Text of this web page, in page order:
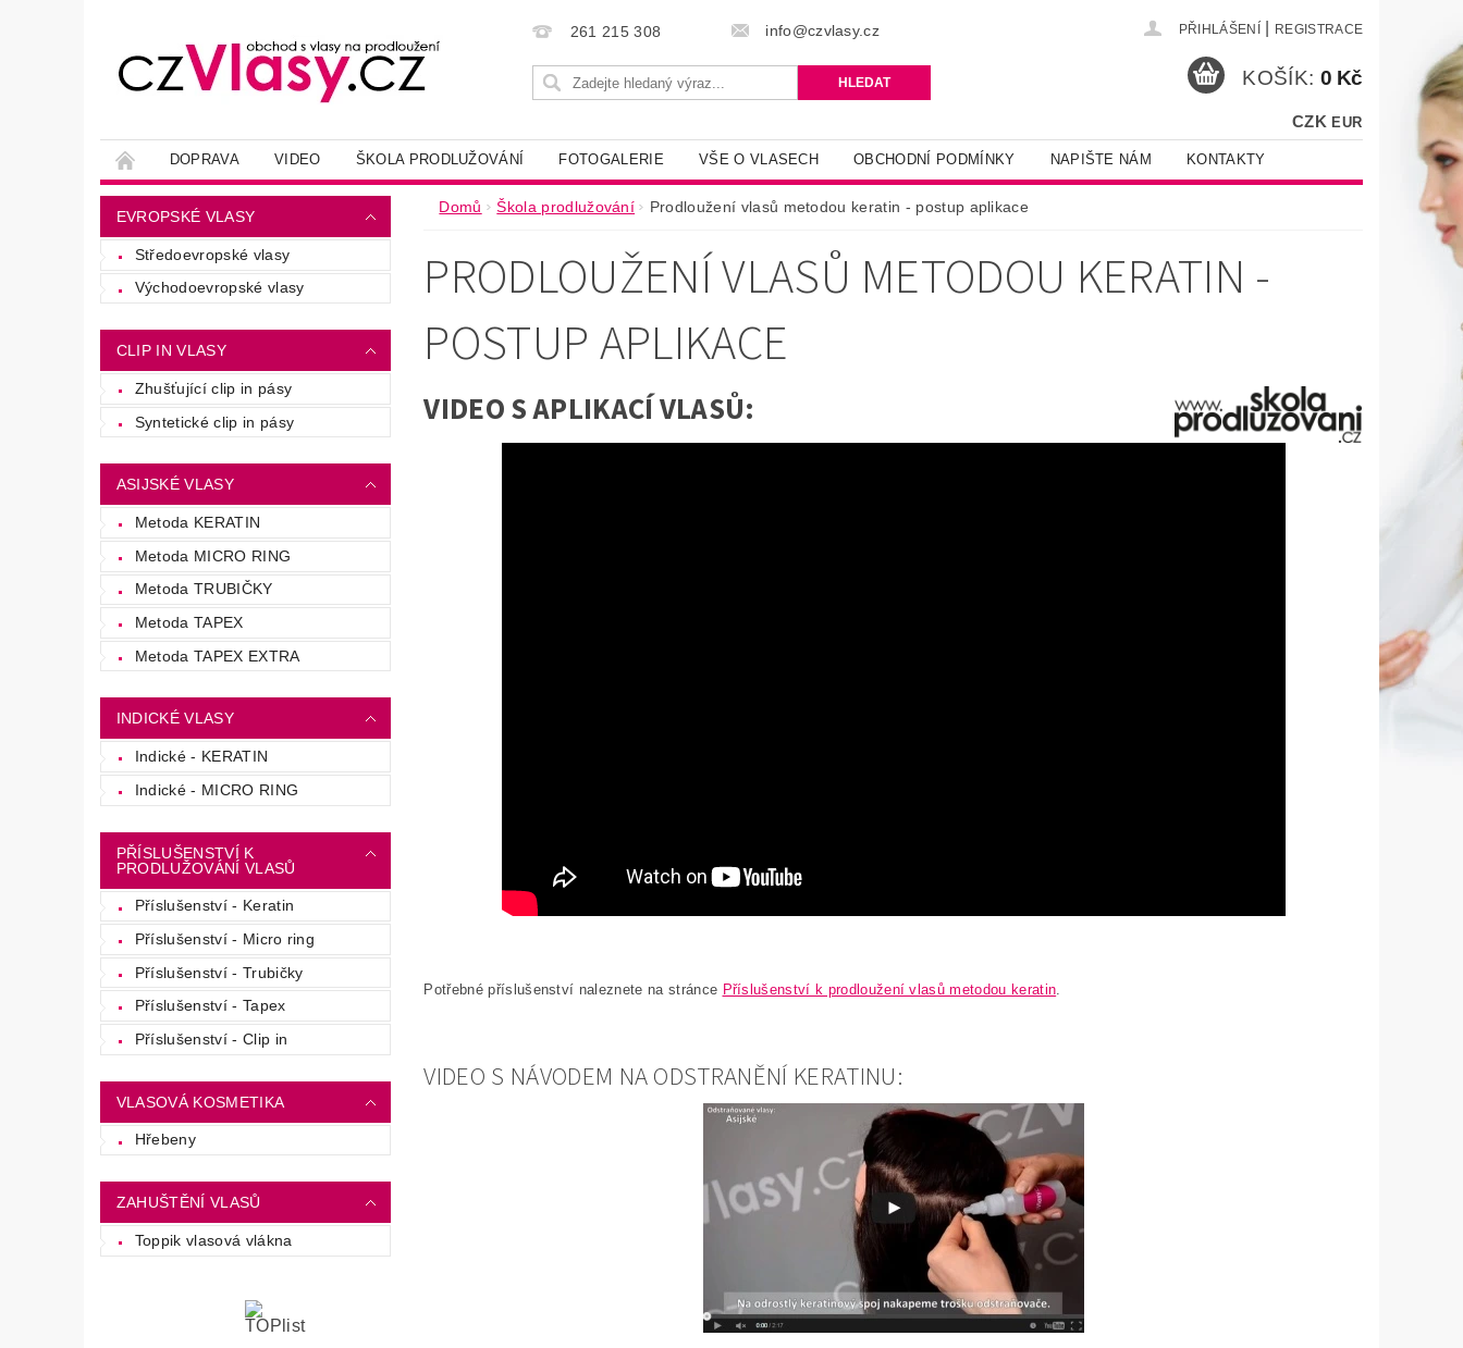
261 215 308 info@czvlasy.cz PŘIHLÁŠENÍ REGISTRACE
CZK EUR
KOŠÍK: 0 Kč
DOPRAVA VIDEO ŠKOLA PRODLUŽOVÁNÍ FOTOGALERIE VŠE O VLASECH OBCHODNÍ PODMÍNKY NAPIŠTE NÁM KONTAKTY
EVROPSKÉ VLASY
Středoevropské vlasy
Východoevropské vlasy
CLIP IN VLASY
Zhušťující clip in pásy
Syntetické clip in pásy
ASIJSKÉ VLASY
Metoda KERATIN
Metoda MICRO RING
Metoda TRUBIČKY
Metoda TAPEX
Metoda TAPEX EXTRA
INDICKÉ VLASY
Indické - KERATIN
Indické - MICRO RING
PŘÍSLUŠENSTVÍ K
PRODLUŽOVÁNÍ VLASŮ
Příslušenství - Keratin
Příslušenství - Micro ring
Příslušenství - Trubičky
Příslušenství - Tapex
Příslušenství - Clip in
VLASOVÁ KOSMETIKA
Hřebeny
ZAHUŠTĚNÍ VLASŮ
Toppik vlasová vlákna
Domů Škola prodlužování Prodloužení vlasů metodou keratin - postup aplikace
PRODLOUŽENÍ VLASŮ METODOU KERATIN -
POSTUP APLIKACE
VIDEO S APLIKACÍ VLASŮ:
Potřebné příslušenství naleznete na stránce Příslušenství k prodloužení vlasů metodou keratin.
VIDEO S NÁVODEM NA ODSTRANĚNÍ KERATINU: